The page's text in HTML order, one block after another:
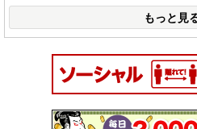
もっと見